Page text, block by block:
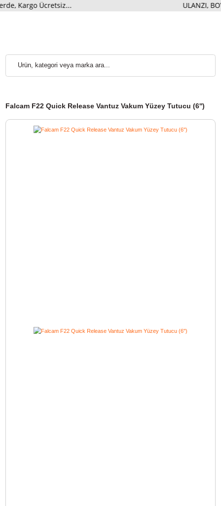
Falcam F22 Quick Release Vantuz Vakum Yüzey Tutucu
Ücretsiz... ULANZI,